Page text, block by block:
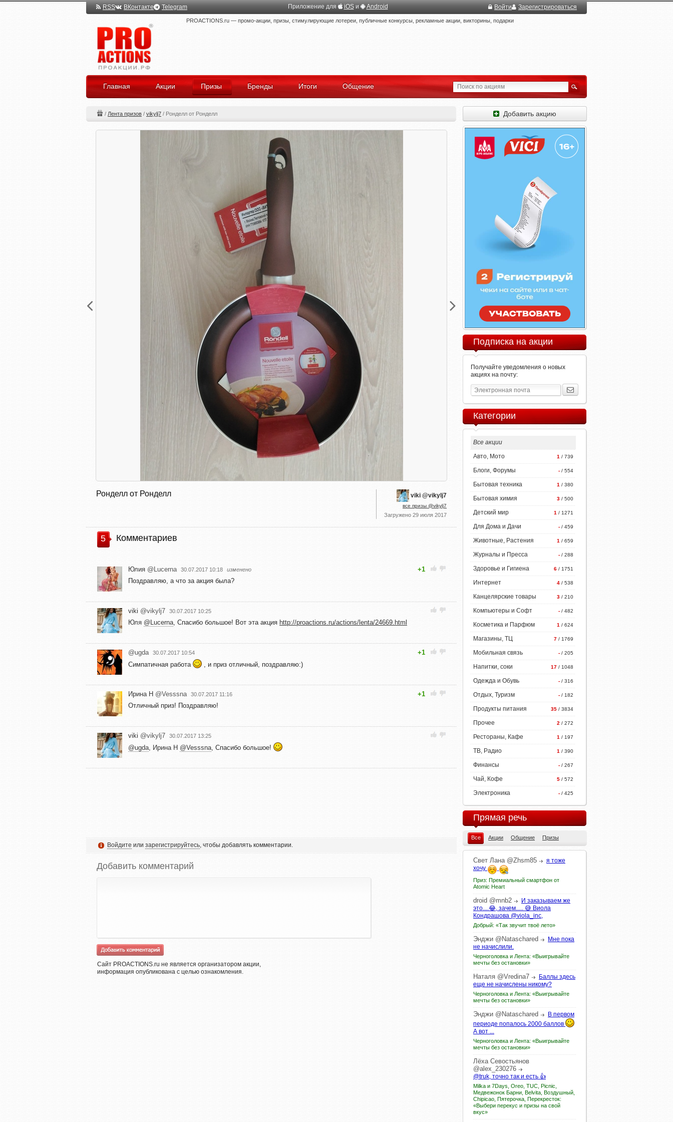
RSS ВКонтакте Telegram Приложение для iOSи Android Войти Зарегистрироваться
PROACTIONS.ru — промо-акции, призы, стимулирующие лотереи, публичные конкурсы, рекламные акции, викторины, подарки
Главная Акции Призы Бренды Итоги Общение
/ Лента призов / vikylj7 / Ронделл от Ронделл
viki @vikylj7
все призы @vikylj7
Загружено 29 июля 2017
Ронделл от Ронделл
5 Комментариев
Юлия @Lucerna 30.07.2017 10:18 изменено
+1
Поздравляю, а что за акция была?
viki @vikylj7 30.07.2017 10:25
Юля @Lucerna, Спасибо большое! Вот эта акция http://proactions.ru/actions/lenta/24669.html
@ugda 30.07.2017 10:54
+1
Симпатичная работа
, и приз отличный, поздравляю:)
Ирина Н @Vesssna 30.07.2017 11:16
+1
Отличный приз! Поздравляю!
viki @vikylj7 30.07.2017 13:25
@ugda, Ирина Н @Vesssna, Спасибо большое!
Войдите или зарегистрируйтесь, чтобы добавлять комментарии.
Добавить комментарий
Сайт PROACTIONS.ru не является организатором акции,
информация опубликована с целью ознакомления.
Добавить акцию
Подписка на акции
Получайте уведомления о новых
акциях на почту:
Категории
Все акции
1 / 739
Авто, Мото
- / 554
Блоги, Форумы
1 / 380
Бытовая техника
3 / 500
Бытовая химия
1 / 1271
Детский мир
- / 459
Для Дома и Дачи
1 / 659
Животные, Растения
- / 288
Журналы и Пресса
6 / 1751
Здоровье и Гигиена
4 / 538
Интернет
3 / 210
Канцелярские товары
- / 482
Компьютеры и Софт
1 / 624
Косметика и Парфюм
7 / 1769
Магазины, ТЦ
- / 205
Мобильная связь
17 / 1048
Напитки, соки
- / 316
Одежда и Обувь
- / 182
Отдых, Туризм
35 / 3834
Продукты питания
2 / 272
Прочее
1 / 197
Рестораны, Кафе
1 / 390
ТВ, Радио
- / 267
Финансы
5 / 572
Чай, Кофе
- / 425
Электроника
Прямая речь
Все Акции Общение Призы
Свет Лана @Zhsm85
я тоже
хочу
Приз: Премиальный смартфон от
Atomic Heart
droid @mnb2
И заказываем же
это....😂, зачем..... 😅 Виола
Кондрашова @viola_inc,
Добрый: «Так звучит твоё лето»
Энджи @Nataschared
Мне пока
не начислили.
Черноголовка и Лента: «Выигрывайте
мечты без остановки»
Наталя @Vredina7
Баллы здесь
еще не начислены никому?
Черноголовка и Лента: «Выигрывайте
мечты без остановки»
Энджи @Nataschared
В первом
периоде попалось 2000 баллов
А вот ...
Черноголовка и Лента: «Выигрывайте
мечты без остановки»
Лёха Севостьянов
@alex_230276
@truk, точно так и есть 👍
Milka и 7Days, Oreo, TUC, Picnic,
Медвежонок Барни, Belvita, Воздушный,
Chipicao, Пятерочка, Перекресток:
«Выбери перекус и призы на свой
вкус»